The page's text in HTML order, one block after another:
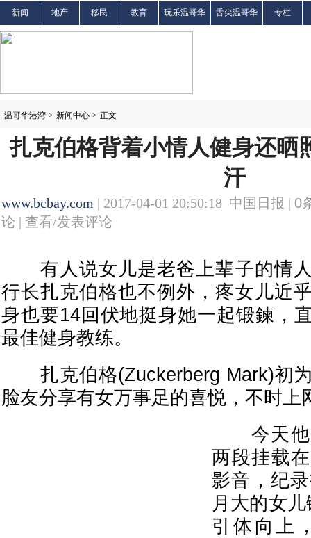
新闻 地产 移民 教育 玩乐温哥华 舌尖温哥华 专栏
温哥华港湾 > 新闻中心 > 正文
扎克伯格背着小情人健身还晒
汗
www.bcbay.com | 2017-04-01 20:50:18 中国日报 | 0
论 | 查看/发表评论
有人说女儿是老爸上辈子的情人
行长扎克伯格也不例外，疼女儿近
身也要14回伏地挺身她一起锻鍊，
最佳健身教练。
扎克伯格(Zuckerberg Mark)初
脸友分享有女万事足的喜悦，不时上
今天他
两段挂载
影音，纪
月大的女
引体向上